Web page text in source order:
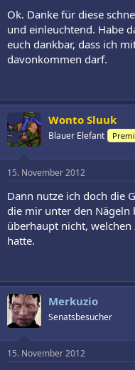
Ok. Danke für diese
und einleuchtend. Habe
euch dankbar, dass ich
davonkommen darf.
Wonto Sluuk
Blauer Elefant
15. November 2012
Dann nutze ich doch die
die mir unter den Nägeln
überhaupt nicht, welchen
hatte.
Merkuzio
Senatsbesucher
15. November 2012